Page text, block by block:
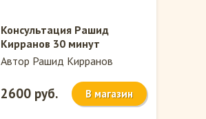
Консультация Рашид
Кирранов 30 минут
Автор Рашид Кирранов
2600 руб. В магазин